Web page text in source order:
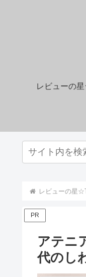
レビューの
レビューの星
PR
アテニ
代のし